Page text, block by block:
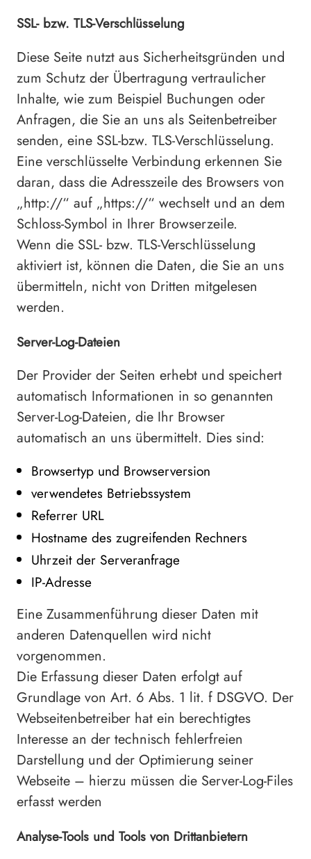
SSL- bzw. TLS-Verschlüsselung
Diese Seite nutzt aus Sicherheitsgründen und
zum Schutz der Übertragung vertraulicher
Inhalte, wie zum Beispiel Buchungen oder
Anfragen, die Sie an uns als Seitenbetreiber
senden, eine SSL-bzw. TLS-Verschlüsselung.
Eine verschlüsselte Verbindung erkennen Sie
daran, dass die Adresszeile des Browsers von
„http://“ auf „https://“ wechselt und an dem
Schloss-Symbol in Ihrer Browserzeile.
Wenn die SSL- bzw. TLS-Verschlüsselung
aktiviert ist, können die Daten, die Sie an uns
übermitteln, nicht von Dritten mitgelesen
werden.
Server-Log-Dateien
Der Provider der Seiten erhebt und speichert
automatisch Informationen in so genannten
Server-Log-Dateien, die Ihr Browser
automatisch an uns übermittelt. Dies sind:
Browsertyp und Browserversion
verwendetes Betriebssystem
Referrer URL
Hostname des zugreifenden Rechners
Uhrzeit der Serveranfrage
IP-Adresse
Eine Zusammenführung dieser Daten mit
anderen Datenquellen wird nicht
vorgenommen.
Die Erfassung dieser Daten erfolgt auf
Grundlage von Art. 6 Abs. 1 lit. f DSGVO. Der
Webseitenbetreiber hat ein berechtigtes
Interesse an der technisch fehlerfreien
Darstellung und der Optimierung seiner
Webseite – hierzu müssen die Server-Log-Files
erfasst werden
Analyse-Tools und Tools von Drittanbietern